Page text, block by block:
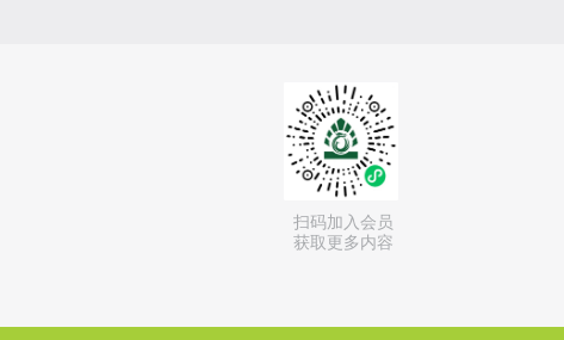
扫码加入会员
获取更多内容